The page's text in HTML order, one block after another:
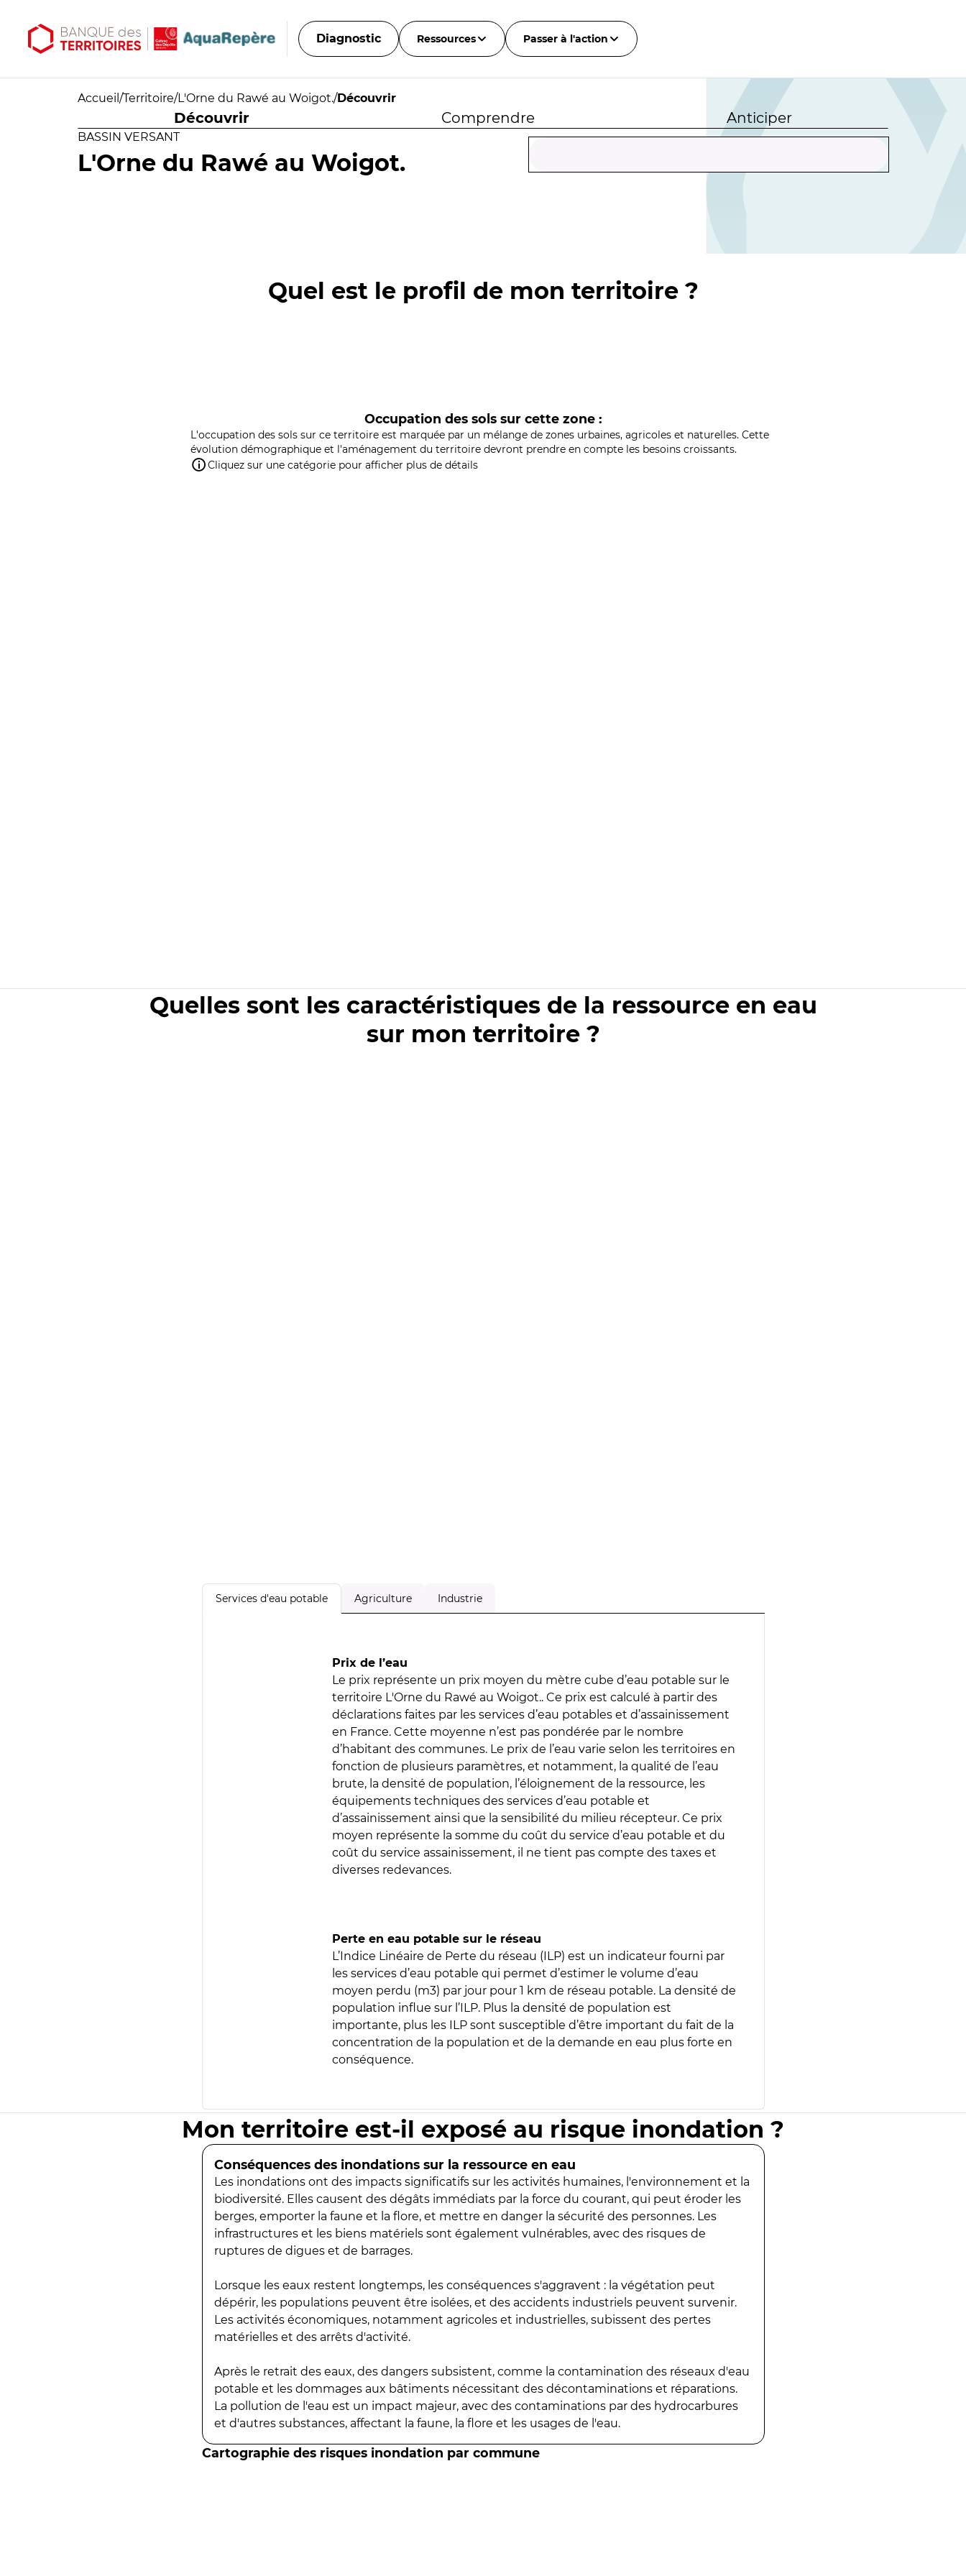
Diagnostic Ressources Passer à l'action
Accueil /Territoire/L'Orne du Rawé au Woigot./Découvrir
Découvrir Comprendre Anticiper
BASSIN VERSANT
L'Orne du Rawé au Woigot.
Quel est le profil de mon territoire ?
Occupation des sols sur cette zone :
L'occupation des sols sur ce territoire est marquée par un mélange de zones urbaines, agricoles et naturelles. Cette
évolution démographique et l'aménagement du territoire devront prendre en compte les besoins croissants.
Cliquez sur une catégorie pour afficher plus de détails
Quelles sont les caractéristiques de la ressource en eau
sur mon territoire ?
Services d'eau potable Agriculture Industrie
Prix de l’eau
Le prix représente un prix moyen du mètre cube d’eau potable sur le
territoire L'Orne du Rawé au Woigot.. Ce prix est calculé à partir des
déclarations faites par les services d’eau potables et d’assainissement
en France. Cette moyenne n’est pas pondérée par le nombre
d’habitant des communes. Le prix de l’eau varie selon les territoires en
fonction de plusieurs paramètres, et notamment, la qualité de l’eau
brute, la densité de population, l’éloignement de la ressource, les
équipements techniques des services d’eau potable et
d’assainissement ainsi que la sensibilité du milieu récepteur. Ce prix
moyen représente la somme du coût du service d’eau potable et du
coût du service assainissement, il ne tient pas compte des taxes et
diverses redevances.
Perte en eau potable sur le réseau
L’Indice Linéaire de Perte du réseau (ILP) est un indicateur fourni par
les services d’eau potable qui permet d’estimer le volume d’eau
moyen perdu (m3) par jour pour 1 km de réseau potable. La densité de
population influe sur l’ILP. Plus la densité de population est
importante, plus les ILP sont susceptible d’être important du fait de la
concentration de la population et de la demande en eau plus forte en
conséquence.
Mon territoire est-il exposé au risque inondation ?
Conséquences des inondations sur la ressource en eau
Les inondations ont des impacts significatifs sur les activités humaines, l'environnement et la
biodiversité. Elles causent des dégâts immédiats par la force du courant, qui peut éroder les
berges, emporter la faune et la flore, et mettre en danger la sécurité des personnes. Les
infrastructures et les biens matériels sont également vulnérables, avec des risques de
ruptures de digues et de barrages.
Lorsque les eaux restent longtemps, les conséquences s'aggravent : la végétation peut
dépérir, les populations peuvent être isolées, et des accidents industriels peuvent survenir.
Les activités économiques, notamment agricoles et industrielles, subissent des pertes
matérielles et des arrêts d'activité.
Après le retrait des eaux, des dangers subsistent, comme la contamination des réseaux d'eau
potable et les dommages aux bâtiments nécessitant des décontaminations et réparations.
La pollution de l'eau est un impact majeur, avec des contaminations par des hydrocarbures
et d'autres substances, affectant la faune, la flore et les usages de l'eau.
Cartographie des risques inondation par commune